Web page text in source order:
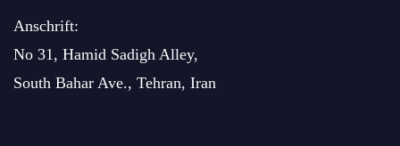
Anschrift:
No 31, Hamid Sadigh Alley,
South Bahar Ave., Tehran, Iran